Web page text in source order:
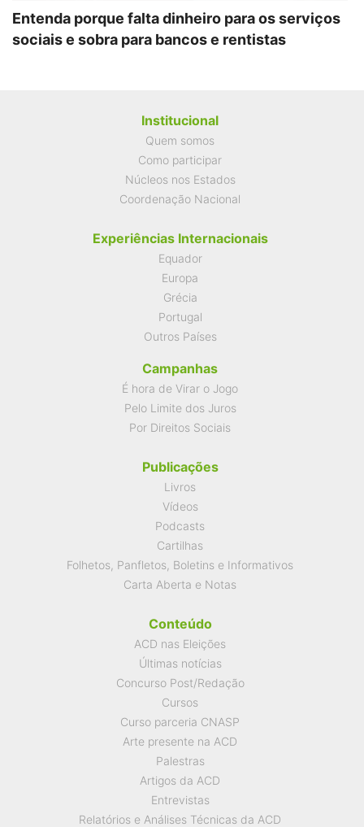
Entenda porque falta dinheiro para os serviços
sociais e sobra para bancos e rentistas
Institucional
Quem somos
Como participar
Núcleos nos Estados
Coordenação Nacional
Experiências Internacionais
Equador
Europa
Grécia
Portugal
Outros Países
Campanhas
É hora de Virar o Jogo
Pelo Limite dos Juros
Por Direitos Sociais
Publicações
Livros
Vídeos
Podcasts
Cartilhas
Folhetos, Panfletos, Boletins e Informativos
Carta Aberta e Notas
Conteúdo
ACD nas Eleições
Últimas notícias
Concurso Post/Redação
Cursos
Curso parceria CNASP
Arte presente na ACD
Palestras
Artigos da ACD
Entrevistas
Relatórios e Análises Técnicas da ACD